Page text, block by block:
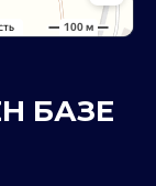
БАЗЕ